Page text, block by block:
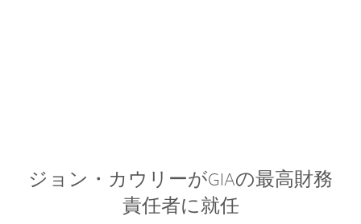
ジョン・カウリーがGIAの最高財務
責任者に就任